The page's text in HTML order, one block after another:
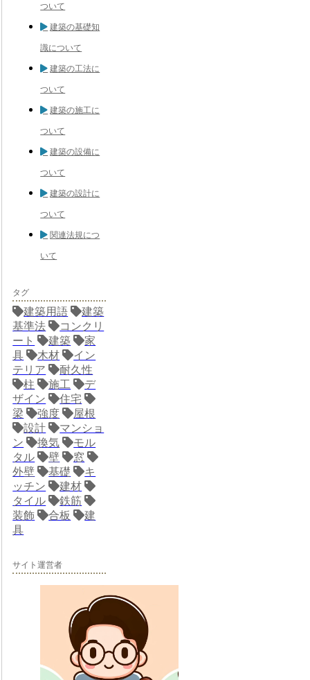
ついて
建築の基礎知
識について
建築の工法に
ついて
建築の施工に
ついて
建築の設備に
ついて
建築の設計に
ついて
関連法規につ
いて
タグ
建築用語
建築
基準法
コンクリ
ート
建築
家
具
木材
イン
テリア
耐久性
柱
施工
デ
ザイン
住宅
梁
強度
屋根
設計
マンショ
ン
換気
モル
タル
壁
窓
外壁
基礎
キ
ッチン
建材
タイル
鉄筋
装飾
合板
建
具
サイト運営者